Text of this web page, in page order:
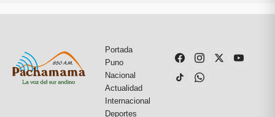
Portada
Puno
Nacional
Actualidad
Internacional
Deportes